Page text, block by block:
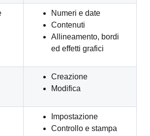
Numeri e date
Contenuti
Allineamento, bordi
ed effetti grafici
Creazione
Modifica
Impostazione
Controllo e stampa